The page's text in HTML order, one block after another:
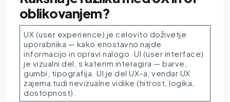
oblikovanjem?
UX (user experience) je celovito doživetje
uporabnika — kako enostavno najde
informacijo in opravi nalogo. UI (user interface)
je vizualni del, s katerim interagira — barve,
gumbi, tipografija. UI je del UX-a, vendar UX
zajema tudi nevizualne vidike (hitrost, logika,
dostopnost).